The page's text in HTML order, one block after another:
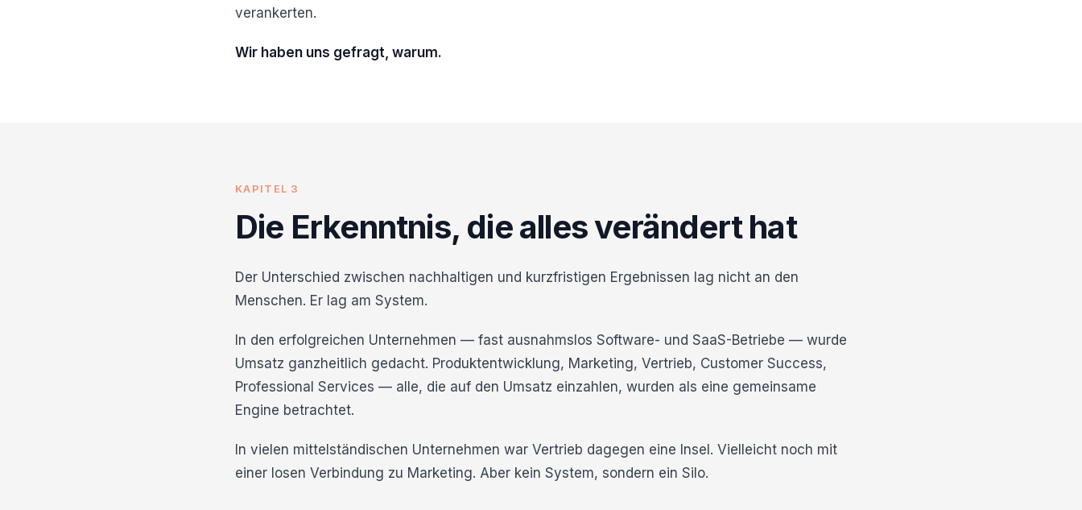
verankerten.
Wir haben uns gefragt, warum.
KAPITEL 3
Die Erkenntnis, die alles verändert hat
Der Unterschied zwischen nachhaltigen und kurzfristigen Ergebnissen lag nicht an den
Menschen. Er lag am System.
In den erfolgreichen Unternehmen — fast ausnahmslos Software- und SaaS-Betriebe — wurde
Umsatz ganzheitlich gedacht. Produktentwicklung, Marketing, Vertrieb, Customer Success,
Professional Services — alle, die auf den Umsatz einzahlen, wurden als eine gemeinsame
Engine betrachtet.
In vielen mittelständischen Unternehmen war Vertrieb dagegen eine Insel. Vielleicht noch mit
einer losen Verbindung zu Marketing. Aber kein System, sondern ein Silo.